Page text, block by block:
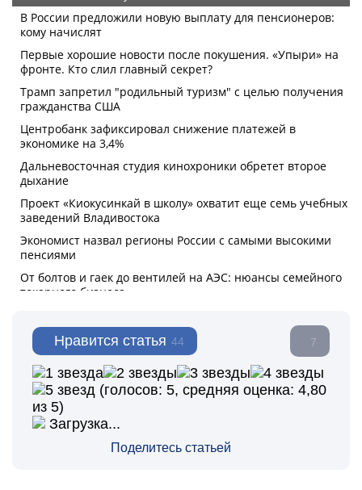
Нравится статья 44 7
Поделитесь статьей
(голосов: 5, средняя оценка: 4,80
из 5)
Загрузка...